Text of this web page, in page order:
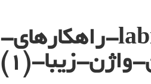
labiaplasty-راهکارهای-
واژن-زیبا-(1)